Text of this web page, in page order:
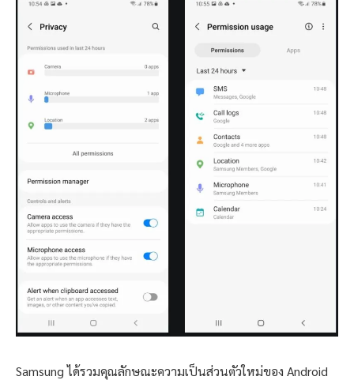
Samsung ได้รวมคุณลักษณะความเป็นส่วนตัวใหม่ของ Android